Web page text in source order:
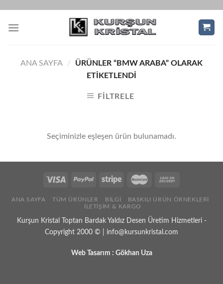
content
ANA SAYFA /
ÜRÜNLER “BMW ARABA” OLARAK
ETIKETLENDI
FILTRELE
Seçiminizle eşleşen ürün bulunamadı.
ANA SAYFA TÜM ÜRÜNLER BILGI
BASKILI ÜRÜN ÖRNEKLERI
İLETIŞIM & KARGO
Kurşun Kristal Toptan Bardak Yaldız Desen Üretim Hizmetleri -
Copyright 2000 © | info@kursunkristal.com
Web Tasarım : Gökhan Uza